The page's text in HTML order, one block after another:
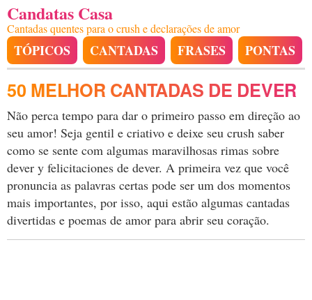
Candatas Casa
Cantadas quentes para o crush e declarações de amor
TÓPICOS CANTADAS FRASES PONTAS
50 MELHOR CANTADAS DE DEVER
Não perca tempo para dar o primeiro passo em direção ao
seu amor! Seja gentil e criativo e deixe seu crush saber
como se sente com algumas maravilhosas rimas sobre
dever y felicitaciones de dever. A primeira vez que você
pronuncia as palavras certas pode ser um dos momentos
mais importantes, por isso, aqui estão algumas cantadas
divertidas e poemas de amor para abrir seu coração.